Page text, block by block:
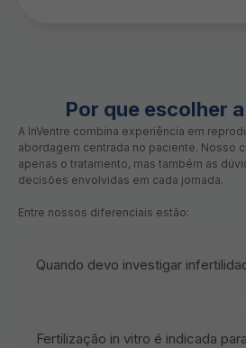
Por que escolher
A InVentre combina experiência em
abordagem centrada no paciente. Nosso
apenas o tratamento, mas também as
decisões envolvidas em cada jornada.
Entre nossos diferenciais estão:
Quando devo investigar
Fertilização in vitro é indicada